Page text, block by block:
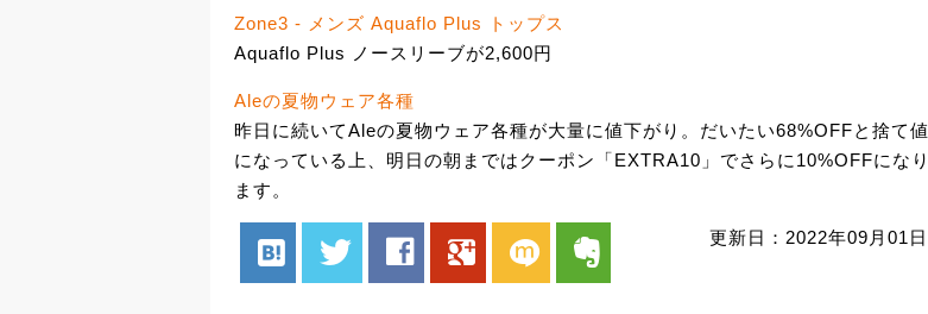
Zone3 - メンズ Aquaflo Plus トップス
Aquaflo Plus ノースリーブが2,600円
Aleの夏物ウェア各種
昨日に続いてAleの夏物ウェア各種が大量に値下がり。だいたい68%OFFと捨て値
になっている上、明日の朝まではクーポン「EXTRA10」でさらに10%OFFになり
ます。
hatenabookmark twitter facebook google mixi evernote 更新日：2022年09月01日